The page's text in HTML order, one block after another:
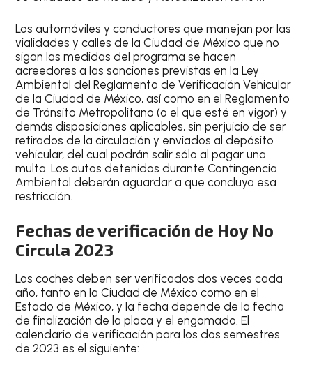
Los automóviles y conductores que manejan por las
vialidades y calles de la Ciudad de México que no
sigan las medidas del programa se hacen
acreedores a las sanciones previstas en laLey
Ambiental del Reglamento de Verificación Vehicular
de la Ciudad de México, así como en el Reglamento
de Tránsito Metropolitano (o el que esté en vigor) y
demás disposiciones aplicables, sin perjuicio de ser
retirados de la circulación y enviados al depósito
vehicular, del cual podrán salir sólo al pagar una
multa. Los autos detenidos durante Contingencia
Ambiental deberán aguardar a que concluya esa
restricción.
Fechas de verificación de Hoy No
Circula 2023
Los coches deben ser verificados dos veces cada
año, tanto en la Ciudad de México como en el
Estado de México, y la fecha depende de la fecha
de finalización de la placa y el engomado. El
calendario de verificación para los dos semestres
de 2023 es el siguiente: